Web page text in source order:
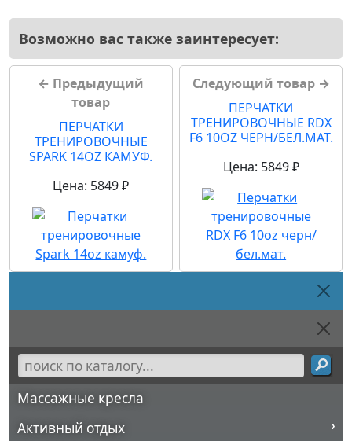
Возможно вас также заинтересует:
← Предыдущий
товар
ПЕРЧАТКИ
ТРЕНИРОВОЧНЫЕ
SPARK 14OZ КАМУФ.
Цена: 5849 ₽
Следующий товар →
ПЕРЧАТКИ
ТРЕНИРОВОЧНЫЕ RDX
F6 10OZ ЧЕРН/БЕЛ.МАТ.
Цена: 5849 ₽
Массажные кресла
Активный отдых